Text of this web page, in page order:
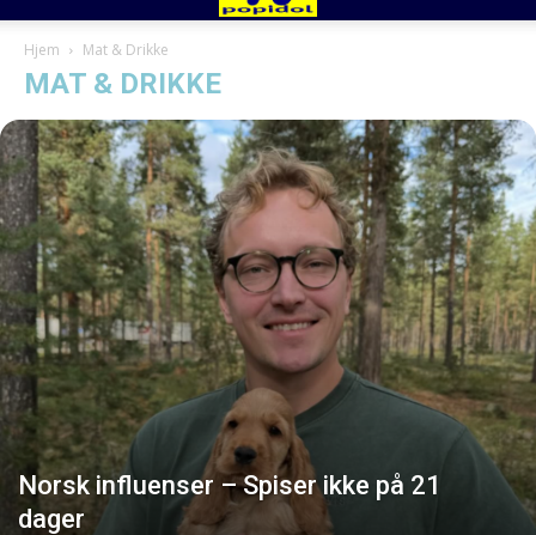
Hjem Mat & Drikke
MAT & DRIKKE
Norsk influenser – Spiser ikke på 21
dager